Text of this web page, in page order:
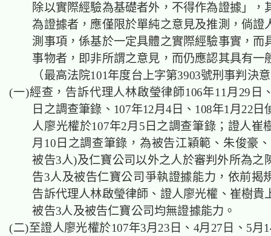
除以實際經驗為基礎者外，不得作為證據」，
為證據者，應僅限於單純之意見及推測，倘證
測事項，係基於一定具體之實際經驗事實，而
事物者，即非所謂之意見，而仍應認其具有一
（最高法院101年度台上字第3903號刑事判決
(一)經查，告訴代理人林啟瑩律師106年11月29日
日之調查筆錄、107年12月4日、108年1月22日
人廖光權於107年2月5日之調查筆錄；證人崔
月10日之調查筆錄，為被告江穎範、朱俊豪
被告3人)及仁寶公司以外之人於審判外所為之
告3人及被告仁寶公司爭執證據能力，依前揭
告訴代理人林啟瑩律師、證人廖光權、崔樹貴
被告3人及被告仁寶公司均無證據能力。
(二)至證人廖光權於107年3月23日、4月27日、5月